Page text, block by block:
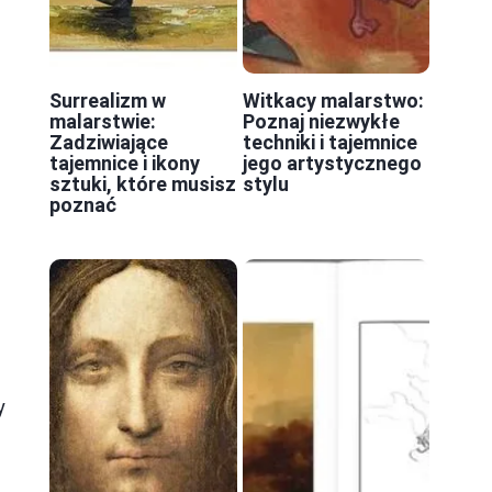
Surrealizm w
malarstwie:
Zadziwiające
tajemnice i ikony
sztuki, które musisz
poznać
Witkacy malarstwo:
Poznaj niezwykłe
techniki i tajemnice
jego artystycznego
stylu